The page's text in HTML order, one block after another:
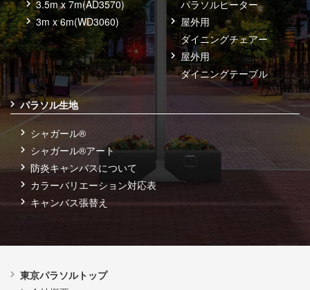
3.5m x 7m(AD3570)
3m x 6m(WD3060)
パラソルヒーター
屋外用
ダイニングチェアー
屋外用
ダイニングテーブル
パラソル生地
シャガール®
シャガール®アート
防炎キャンバスについて
カラーバリエーション対応表
キャンバス張替え
東京パラソルトップ